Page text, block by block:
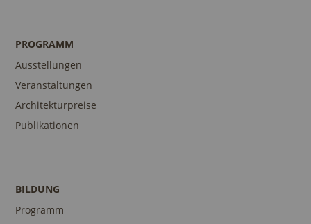
PROGRAMM
Ausstellungen
Veranstaltungen
Architekturpreise
Publikationen
BILDUNG
Programm